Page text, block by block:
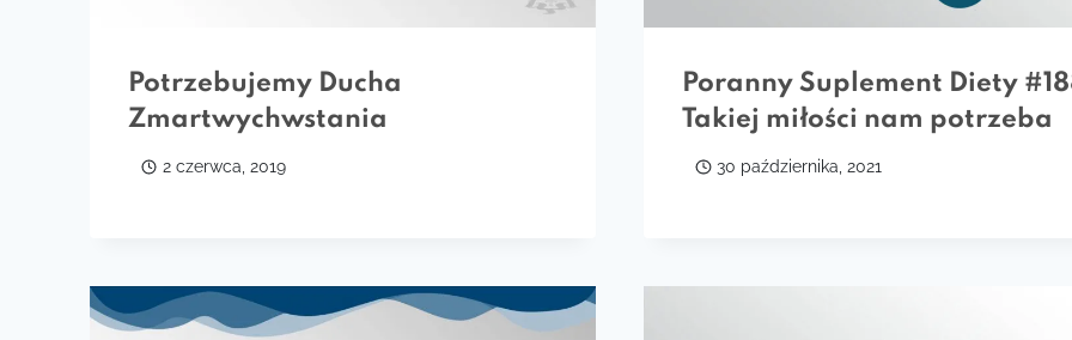
Potrzebujemy Ducha
Zmartwychwstania
2 czerwca, 2019
Poranny Suplement Diety
Takiej miłości nam potrzeba
30 października, 2021